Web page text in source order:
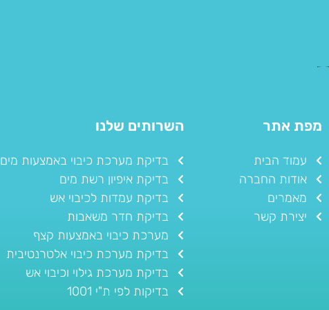
מפת אתר
עמוד הבית
אודות החברה
מאמרים
יצירת קשר
השרותים שלנו
בדיקת מערכת כיבוי באמצעות מים
בדיקת איפיון רשת מים
בדיקת עמדות לכיבוי אש
בדיקת חדר משאבות
מערכת כיבוי באמצעות קצף
בדיקת מערכת כיבוי אלטרנטיבית
בדיקת מערכת גילוי וכיבוי אש
בדיקות לפי ת"י 1001